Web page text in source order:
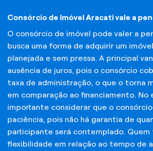
Consórcio de Imóvel Aracati vale a
O consórcio de imóvel pode valer a
busca uma forma de adquirir um
planejada e sem pressa. A principal
ausência de juros, pois o consórcio
taxa de administração, o que o torna
em comparação ao financiamento. No
importante considerar que o
paciência, pois não há garantia de
participante será contemplado. Quem
flexibilidade em relação ao tempo de